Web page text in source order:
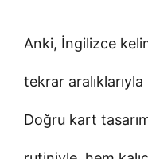
Anki, İngilizce
tekrar
Doğru kart